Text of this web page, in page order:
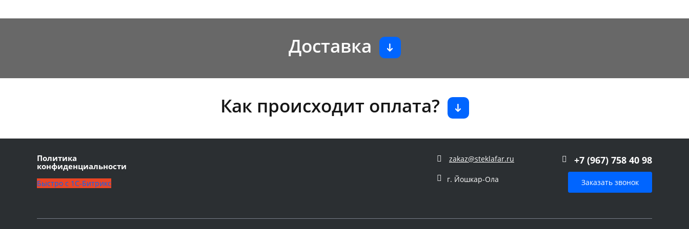
Доставка
Как происходит оплата?
Политика
конфиденциальности
Быстро с 1С-Битрикс
zakaz@steklafar.ru
г. Йошкар-Ола
+7 (967) 758 40 98
Заказать звонок